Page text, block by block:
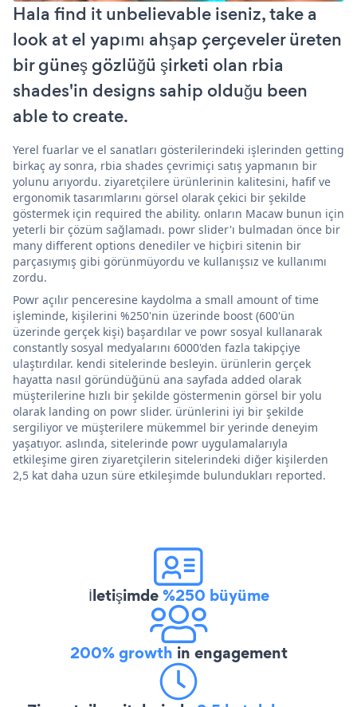
Hala find it unbelievable iseniz, take a
look at el yapımı ahşap çerçeveler üreten
bir güneş gözlüğü şirketi olan rbia
shades'in designs sahip olduğu been
able to create.
Yerel fuarlar ve el sanatları gösterilerindeki işlerinden getting
birkaç ay sonra, rbia shades çevrimiçi satış yapmanın bir
yolunu arıyordu. ziyaretçilere ürünlerinin kalitesini, hafif ve
ergonomik tasarımlarını görsel olarak çekici bir şekilde
göstermek için required the ability. onların Macaw bunun için
yeterli bir çözüm sağlamadı. powr slider'ı bulmadan önce bir
many different options denediler ve hiçbiri sitenin bir
parçasıymış gibi görünmüyordu ve kullanışsız ve kullanımı
zordu.
Powr açılır penceresine kaydolma a small amount of time
işleminde, kişilerini %250'nin üzerinde boost (600'ün
üzerinde gerçek kişi) başardılar ve powr sosyal kullanarak
constantly sosyal medyalarını 6000'den fazla takipçiye
ulaştırdılar. kendi sitelerinde besleyin. ürünlerin gerçek
hayatta nasıl göründüğünü ana sayfada added olarak
müşterilerine hızlı bir şekilde göstermenin görsel bir yolu
olarak landing on powr slider. ürünlerini iyi bir şekilde
sergiliyor ve müşterilere mükemmel bir yerinde deneyim
yaşatıyor. aslında, sitelerinde powr uygulamalarıyla
etkileşime giren ziyaretçilerin sitelerindeki diğer kişilerden
2,5 kat daha uzun süre etkileşimde bulundukları reported.
İletişimde%250 büyüme
200% growth in engagement